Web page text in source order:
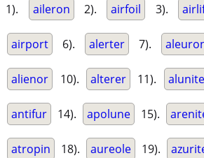
1). aileron 2). airfoil 3).
airport 6). alerter 7).
alienor 10). alterer 11). alunite
antifur 14). apolune 15).
atropin 18). aureole 19).